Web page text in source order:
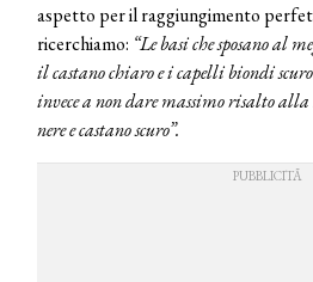
aspetto per il raggiungimento
ricerchiamo: “Le basi che sposano al
il castano chiaro e i capelli biondi
invece a non dare massimo risalto
nere e castano scuro”.